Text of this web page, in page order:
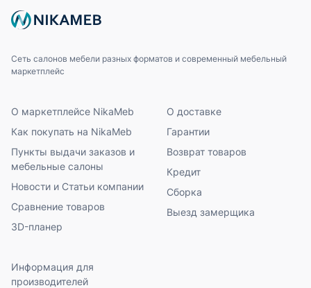
Сеть салонов мебели разных форматов и современный мебельный
маркетплейс
О маркетплейсе NikaMeb
Как покупать на NikaMeb
Пункты выдачи заказов и
мебельные салоны
Новости и Статьи компании
Сравнение товаров
3D-планер
О доставке
Гарантии
Возврат товаров
Кредит
Сборка
Выезд замерщика
Информация для
производителей